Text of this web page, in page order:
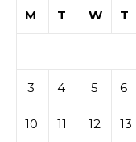
M
T W T
3 4 5 6
10 11 12 13